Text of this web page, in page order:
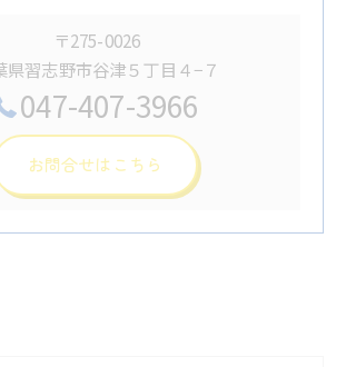
〒275-0026
県習志野市谷津５丁目４−７
047-407-3966
お問合せはこちら